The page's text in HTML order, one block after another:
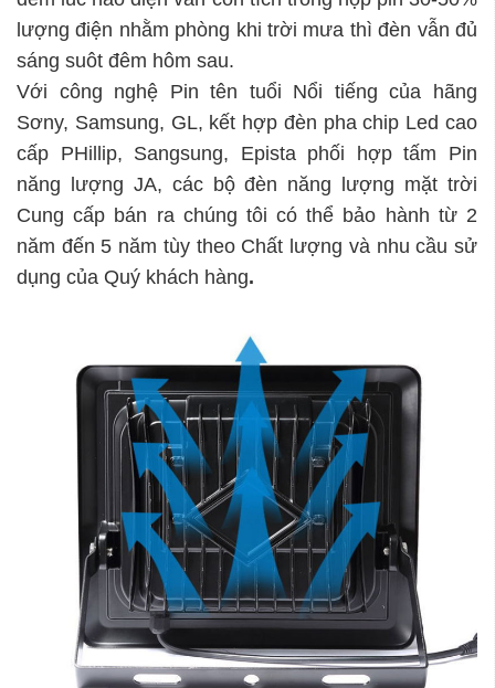
lượng điện nhằm phòng khi trời mưa thì đèn vẫn đủ
sáng suôt đêm hôm sau.
Với công nghệ Pin tên tuổi Nổi tiếng của hãng
Sơny, Samsung, GL, kết hợp đèn pha chip Led cao
cấp PHillip, Sangsung, Epista phối hợp tấm Pin
năng lượng JA, các bộ đèn năng lượng mặt trời
Cung cấp bán ra chúng tôi có thể bảo hành từ 2
năm đến 5 năm tùy theo Chất lượng và nhu cầu sử
dụng của Quý khách hàng.